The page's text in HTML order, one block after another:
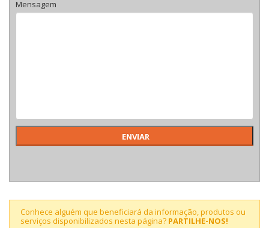
Mensagem
Conhece alguém que beneficiará da informação, produtos ou
serviços disponibilizados nesta página? PARTILHE-NOS!